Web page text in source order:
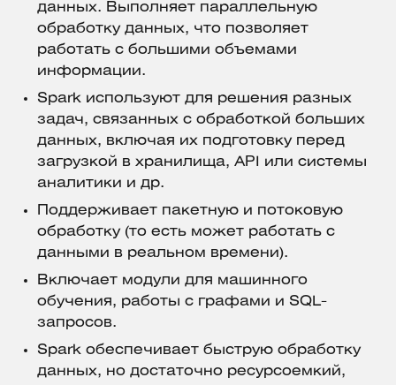
данных. Выполняет параллельную
обработку данных, что позволяет
работать c большими объемами
информации.
Spark используют для решения разных
задач, связанных с обработкой больших
данных, включая их подготовку перед
загрузкой в хранилища, API или системы
аналитики и др.
Поддерживает пакетную и потоковую
обработку (то есть может работать с
данными в реальном времени).
Включает модули для машинного
обучения, работы с графами и SQL-
запросов.
Spark обеспечивает быструю обработку
данных, но достаточно ресурсоемкий,